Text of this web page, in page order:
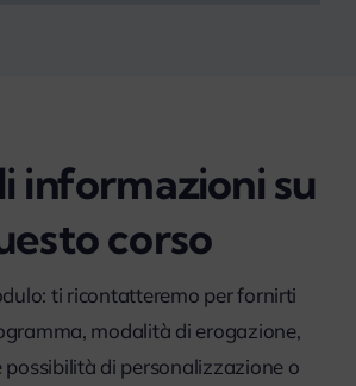
informazioni su
corso
ti ricontatteremo per fornirti
modalità di erogazione,
di personalizzazione o